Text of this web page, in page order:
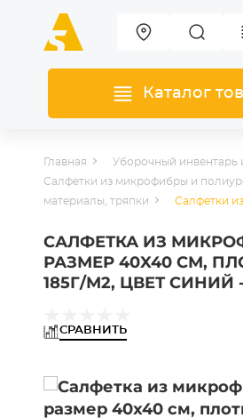
Каталог
Главная
Уборочный инвентарь
Салфетки из микрофибры и
материалы, тряпки
Салфетки
САЛФЕТКА ИЗ
РАЗМЕР 40X40 СМ,
185Г/М2, ЦВЕТ СИНИЙ -
СРАВНИТЬ